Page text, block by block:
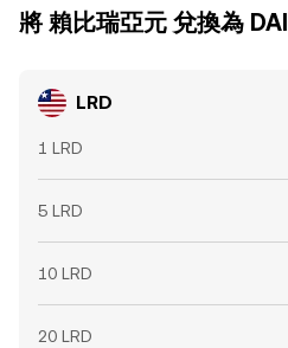
將 賴比瑞亞元 兌換為 DAI
LRD
1 LRD
5 LRD
10 LRD
20 LRD